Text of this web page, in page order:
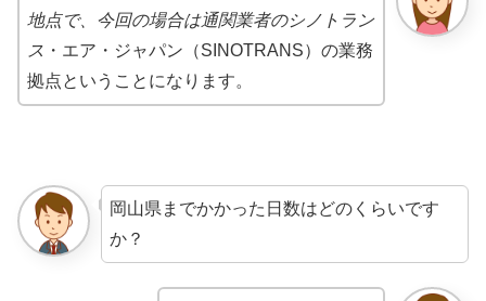
地点で、今回の場合は通関業者のシノトラン
ス ・エア・ジャパン（SINOTRANS）の業務
拠点ということになります。
岡山県までかかった日数はどのくらいです
か？